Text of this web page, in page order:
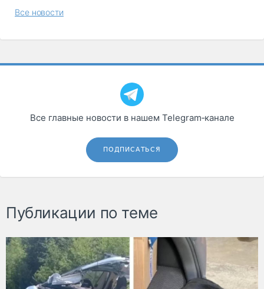
Все новости
Все главные новости в нашем Telegram‑канале
ПОДПИСАТЬСЯ
Публикации по теме